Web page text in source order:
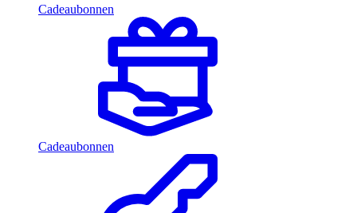
Cadeaubonnen
Cadeaubonnen